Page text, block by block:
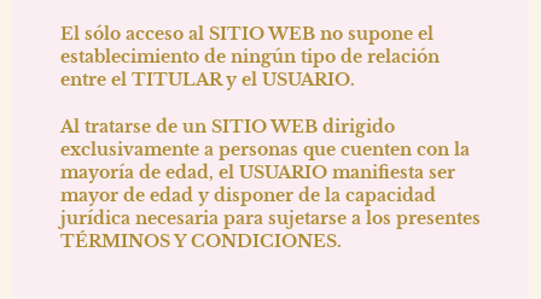
El sólo acceso al SITIO WEB no supone el
establecimiento de ningún tipo de relación
entre el TITULAR y el USUARIO.
Al tratarse de un SITIO WEB dirigido
exclusivamente a personas que cuenten con la
mayoría de edad, el USUARIO manifiesta ser
mayor de edad y disponer de la capacidad
jurídica necesaria para sujetarse a los presentes
TÉRMINOS Y CONDICIONES.